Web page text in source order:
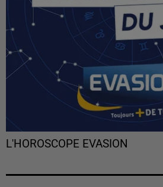
L'HOROSCOPE EVASION